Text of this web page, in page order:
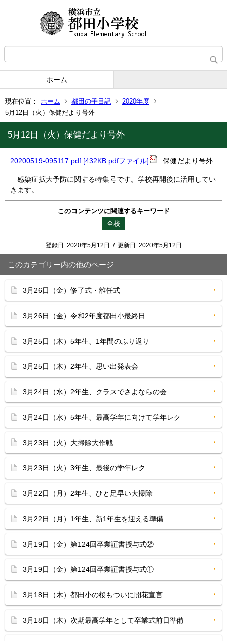
ホーム
現在位置： ホーム 都田の子日記
2020年度
5月12日（火）保健だより号外
5月12日（火）保健だより号外
20200519-095117.pdf [432KB pdfファイル] 保健だより号外
感染症拡大予防に関する特集号です。学校再開後に活用してい
きます。
このコンテンツに関連するキーワード
全校
登録日: 2020年5月12日 / 更新日: 2020年5月12日
このカテゴリー内の他のページ
3月26日（金）修了式・離任式
3月26日（金）令和2年度都田小最終日
3月25日（木）5年生、1年間のふり返り
3月25日（木）2年生、思い出発表会
3月24日（水）2年生、クラスでさよならの会
3月24日（水）5年生、最高学年に向けて学年レク
3月23日（火）大掃除大作戦
3月23日（火）3年生、最後の学年レク
3月22日（月）2年生、ひと足早い大掃除
3月22日（月）1年生、新1年生を迎える準備
3月19日（金）第124回卒業証書授与式②
3月19日（金）第124回卒業証書授与式①
3月18日（木）都田小の桜もついに開花宣言
3月18日（木）次期最高学年として卒業式前日準備